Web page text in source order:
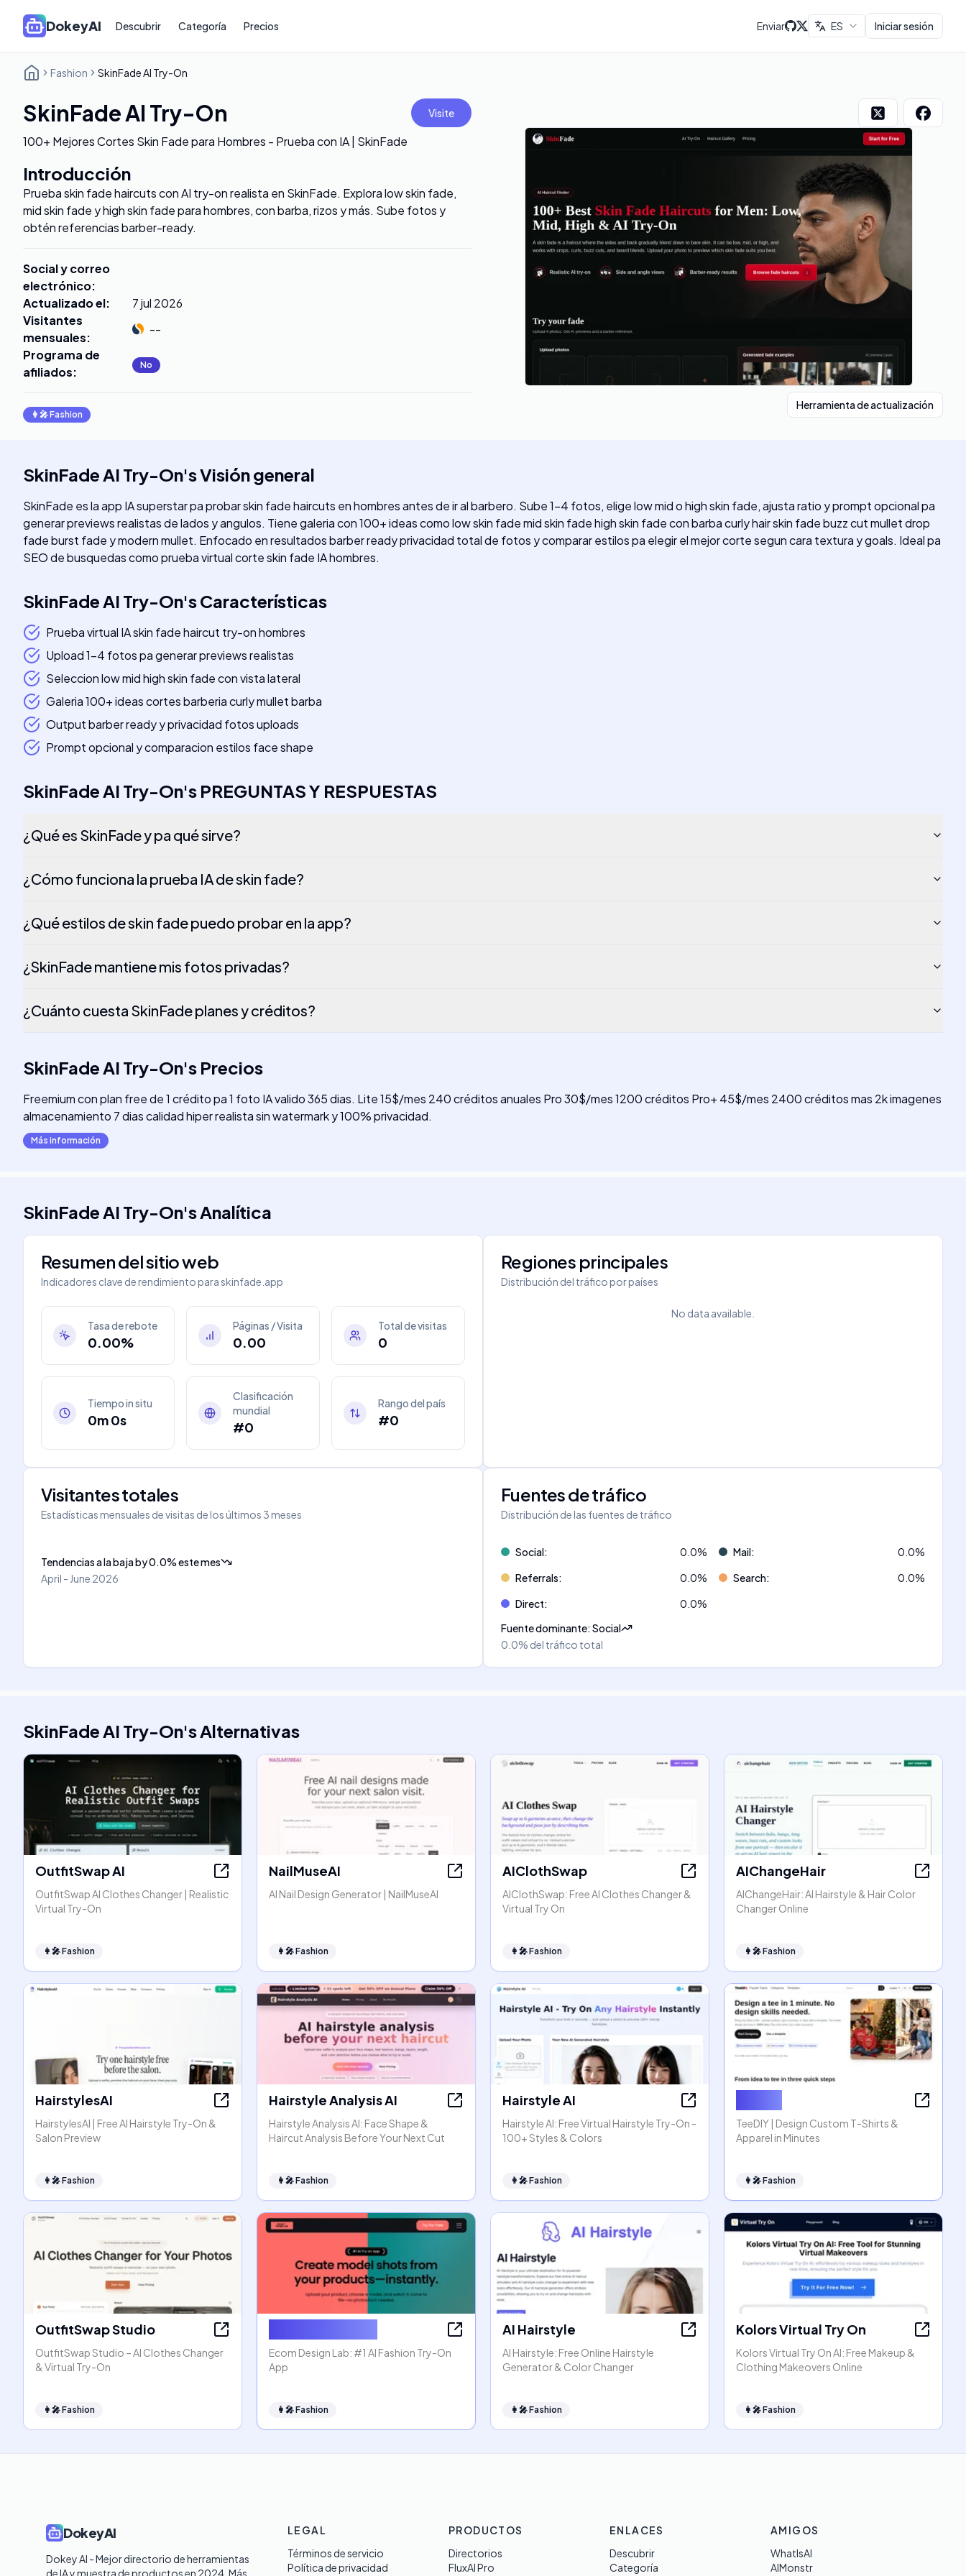
DokeyAI Descubrir Categoría Precios Enviar ES Iniciar sesión
Fashion SkinFade AI Try-On
SkinFade AI Try-On Visite
100+ Mejores Cortes Skin Fade para Hombres - Prueba con IA | SkinFade
Introducción
Prueba skin fade haircuts con AI try-on realista en SkinFade. Explora low skin fade,
mid skin fade y high skin fade para hombres, con barba, rizos y más. Sube fotos y
obtén referencias barber-ready.
Social y correo
electrónico:
Actualizado el:
7 jul 2026
Visitantes
mensuales:
--
Programa de
afiliados: No
👩‍🎤Fashion
Herramienta de actualización
SkinFade AI Try-On'sVisión general
SkinFade es la app IA superstar pa probar skin fade haircuts en hombres antes de ir al barbero. Sube 1-4 fotos, elige low mid o high skin fade, ajusta ratio y prompt opcional pa
generar previews realistas de lados y angulos. Tiene galeria con 100+ ideas como low skin fade mid skin fade high skin fade con barba curly hair skin fade buzz cut mullet drop
fade burst fade y modern mullet. Enfocado en resultados barber ready privacidad total de fotos y comparar estilos pa elegir el mejor corte segun cara textura y goals. Ideal pa
SEO de busquedas como prueba virtual corte skin fade IA hombres.
SkinFade AI Try-On'sCaracterísticas
Prueba virtual IA skin fade haircut try-on hombres
Upload 1-4 fotos pa generar previews realistas
Seleccion low mid high skin fade con vista lateral
Galeria 100+ ideas cortes barberia curly mullet barba
Output barber ready y privacidad fotos uploads
Prompt opcional y comparacion estilos face shape
SkinFade AI Try-On's PREGUNTAS Y RESPUESTAS
¿Qué es SkinFade y pa qué sirve?
¿Cómo funciona la prueba IA de skin fade?
¿Qué estilos de skin fade puedo probar en la app?
¿SkinFade mantiene mis fotos privadas?
¿Cuánto cuesta SkinFade planes y créditos?
SkinFade AI Try-On's Precios
Freemium con plan free de 1 crédito pa 1 foto IA valido 365 dias. Lite 15$/mes 240 créditos anuales Pro 30$/mes 1200 créditos Pro+ 45$/mes 2400 créditos mas 2k imagenes
almacenamiento 7 dias calidad hiper realista sin watermark y 100% privacidad.
Más información
SkinFade AI Try-On'sAnalítica
Resumen del sitio web
Indicadores clave de rendimiento paraskinfade.app
Tasa de rebote
0.00%
Páginas / Visita
0.00
Total de visitas
0
Tiempo in situ
0m 0s
Clasificación
mundial
#0
Rango del país
#0
Regiones principales
Distribución del tráfico por países
No data available.
Visitantes totales
Estadísticas mensuales de visitas de los últimos 3 meses
Tendencias a la bajaby0.0%este mes
April - June 2026
Fuentes de tráfico
Distribución de las fuentes de tráfico
Social: 0.0% Mail: 0.0%
Referrals: 0.0% Search: 0.0%
Direct: 0.0%
Fuente dominante:Social
0.0% del tráfico total
SkinFade AI Try-On'sAlternativas
OutfitSwap AI
OutfitSwap AI Clothes Changer | Realistic
Virtual Try-On
👩‍🎤Fashion
NailMuseAI
AI Nail Design Generator | NailMuseAI
👩‍🎤Fashion
AIClothSwap
AIClothSwap: Free AI Clothes Changer &
Virtual Try On
👩‍🎤Fashion
AIChangeHair
AIChangeHair: AI Hairstyle & Hair Color
Changer Online
👩‍🎤Fashion
HairstylesAI
HairstylesAI | Free AI Hairstyle Try-On &
Salon Preview
👩‍🎤Fashion
Hairstyle Analysis AI
Hairstyle Analysis AI: Face Shape &
Haircut Analysis Before Your Next Cut
👩‍🎤Fashion
Hairstyle AI
Hairstyle AI: Free Virtual Hairstyle Try-On -
100+ Styles & Colors
👩‍🎤Fashion
TeeDIY | Design Custom T-Shirts &
Apparel in Minutes
👩‍🎤Fashion
OutfitSwap Studio
OutfitSwap Studio – AI Clothes Changer
& Virtual Try-On
👩‍🎤Fashion
Ecom Design Lab: #1 AI Fashion Try-On
App
👩‍🎤Fashion
AI Hairstyle
AI Hairstyle: Free Online Hairstyle
Generator & Color Changer
👩‍🎤Fashion
Kolors Virtual Try On
Kolors Virtual Try On AI: Free Makeup &
Clothing Makeovers Online
👩‍🎤Fashion
DokeyAI
Dokey AI - Mejor directorio de herramientas
de IA y muestra de productos en 2024. Más
LEGAL
Términos de servicio
Política de privacidad
PRODUCTOS
Directorios
FluxAI Pro
ENLACES
Descubrir
Categoría
AMIGOS
WhatIsAI
AIMonstr